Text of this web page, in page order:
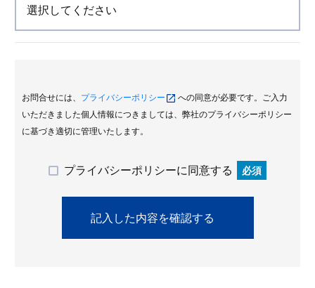
お問合せには、 プライバシーポリシー
への同意が必要です。ご入力
いただきました個人情報につきましては、弊社のプライバシーポリシー
に基づき適切に管理いたします。
プライバシーポリシーに同意する 必須